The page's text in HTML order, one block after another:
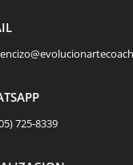
725-8339